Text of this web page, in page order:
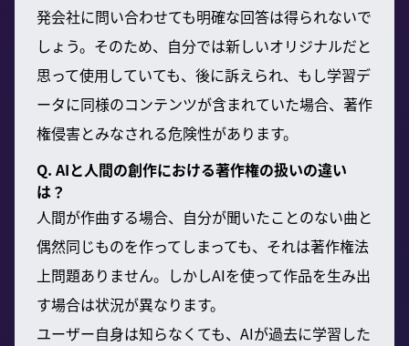
発会社に問い合わせても明確な回答は得られないで
しょう。そのため、自分では新しいオリジナルだと
思って使用していても、後に訴えられ、もし学習デ
ータに同様のコンテンツが含まれていた場合、著作
権侵害とみなされる危険性があります。
Q. AIと人間の創作における著作権の扱いの違い
は？
人間が作曲する場合、自分が聞いたことのない曲と
偶然同じものを作ってしまっても、それは著作権法
上問題ありません。しかしAIを使って作品を生み出
す場合は状況が異なります。
ユーザー自身は知らなくても、AIが過去に学習した